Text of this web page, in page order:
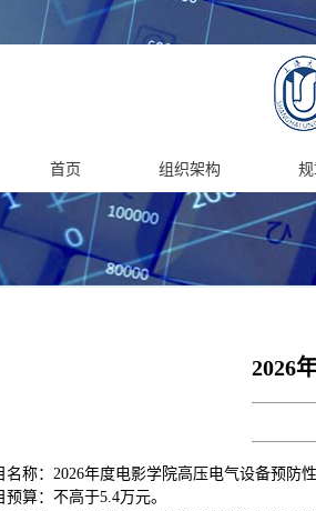
首页 组织架构
2026
名称：2026年度电影学院高压电气设备预防
预算：不高于5.4万元。